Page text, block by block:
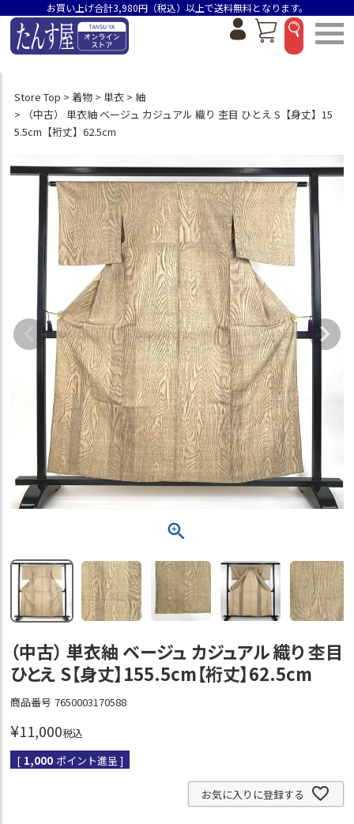
お買い上げ合計3,980円（税込）以上で送料無料となります。
Store Top 着物 単衣
紬
（中古） 単衣紬 ベージュ カジュアル 織り 杢目 ひとえ S【身丈】15
5.5cm【裄丈】62.5cm
（中古） 単衣紬 ベージュ カジュアル 織り 杢目
ひとえ S【身丈】155.5cm【裄丈】62.5cm
商品番号 7650003170588
¥11,000税込
[ 1,000 ポイント進呈 ]
お気に入りに登録する